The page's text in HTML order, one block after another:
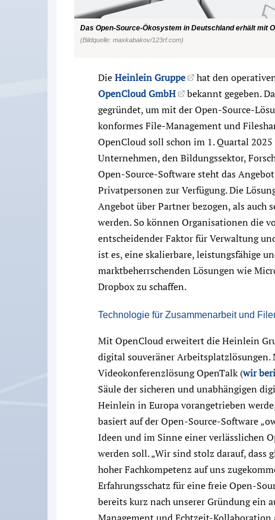
Das Open-Source-Ökosystem in Deutschland erhält mit
(Bildquelle: maxkabakov/123rf.com)
DieHeinlein Gruppe
hat den
OpenCloud GmbH
bekannt gegeben.
gegründet, um mit der Open-Source-
konformes File-Management und
OpenCloud soll schon im 1. Quartal
Unternehmen, den Bildungssektor,
Open-Source-Software steht das
Privatpersonen zur Verfügung. Die
Angebot über Partner bezogen, als auch
werden. So können Organisationen die
entscheidender Faktor für Verwaltung
ist es, eine skalierbare, leistungsfähige
marktbeherrschenden Lösungen wie
Dropbox zu schaffen.
Technologie für Zusammenarbeit und
Mit OpenCloud erweitert die Heinlein
digital souveräner Arbeitsplatzlösungen.
Videokonferenzlösung OpenTalk (wir
Säule der sicheren und unabhängigen
Heinlein in Europa vorangetrieben
basiert auf der Open-Source-Software
Ideen und im Sinne einer verlässlichen
werden soll. „Wir sind stolz darauf,
hoher Fachkompetenz auf uns
Erfahrungsschatz für eine freie Open-
bereits kurz nach unserer Gründung ein